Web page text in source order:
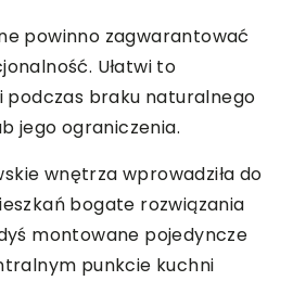
powinno zagwarantować
Ułatwi to
podczas braku naturalnego
jego ograniczenia.
wnętrza wprowadziła do
bogate rozwiązania
montowane pojedyncze
punkcie kuchni